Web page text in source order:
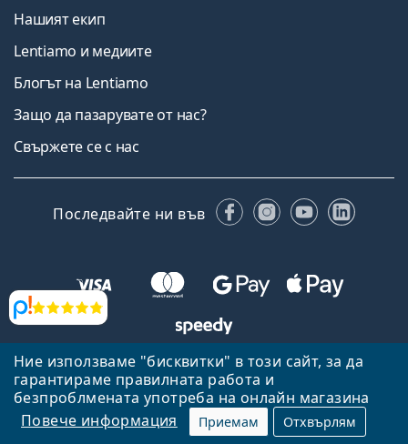
Ние използваме "бисквитки" в този сайт, за да
гарантираме правилната работа и
безпроблмената употреба на онлайн магазина
Повече информация
Приемам Отхвърлям
Прегледи
Нашият екип
Lentiamo и медиите
Блогът на Lentiamo
Защо да пазарувате от нас?
Свържете се с нас
Последвайте ни във FacebookInstagram
YouTube
Назад към началната страница
Нагоре
Lentiamo.bg е собственост и се управлява от Lentiamo s.r.o.,
Република Чехия
Тук сме за вас в продължение на 18 години.